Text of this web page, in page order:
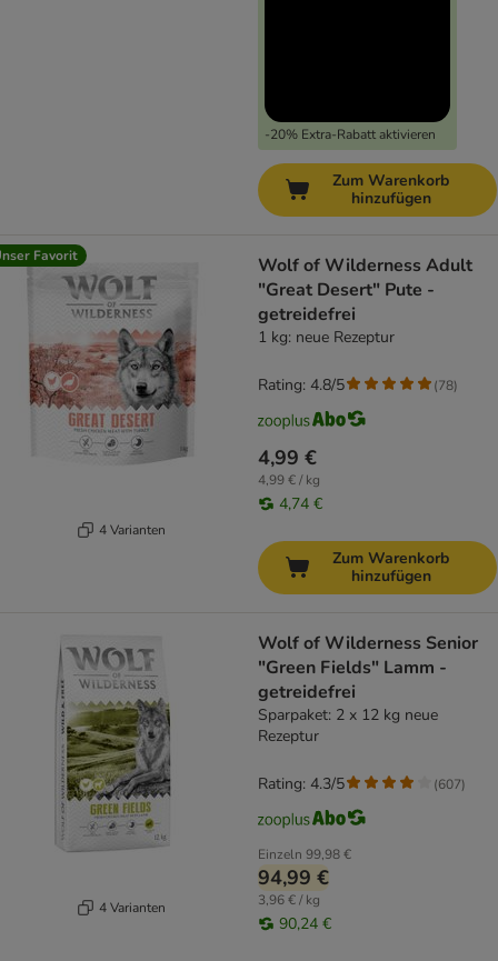
-20% Extra-Rabatt aktivieren
Zum Warenkorb
hinzufügen
Favorit
4 Varianten
Wolf of Wilderness Adult
"Great Desert" Pute -
getreidefrei
1 kg: neue Rezeptur
4,99 €
4,99 € / kg
4,74 €
Rating: 4.8/5 (78)
Zum Warenkorb
hinzufügen
4 Varianten
Wolf of Wilderness Senior
"Green Fields" Lamm -
getreidefrei
Sparpaket: 2 x 12 kg neue
Rezeptur
Einzeln 99,98 €
94,99 €
3,96 € / kg
90,24 €
Rating: 4.3/5 (607)